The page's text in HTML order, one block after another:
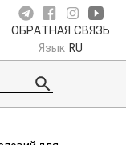
ОБРАТНАЯ СВЯЗЬ
Язык RU